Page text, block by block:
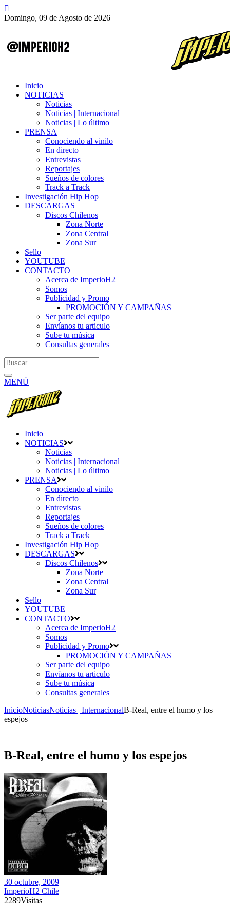
Domingo, 09 de Agosto de 2026
Inicio
NOTICIAS
Noticias
Noticias | Internacional
Noticias | Lo último
PRENSA
Conociendo al vinilo
En directo
Entrevistas
Reportajes
Sueños de colores
Track a Track
Investigación Hip Hop
DESCARGAS
Discos Chilenos
Zona Norte
Zona Central
Zona Sur
Sello
YOUTUBE
CONTACTO
Acerca de ImperioH2
Somos
Publicidad y Promo
PROMOCIÓN Y CAMPAÑAS
Ser parte del equipo
Envíanos tu articulo
Sube tu música
Consultas generales
MENÚ
Inicio
NOTICIAS
Noticias
Noticias | Internacional
Noticias | Lo último
PRENSA
Conociendo al vinilo
En directo
Entrevistas
Reportajes
Sueños de colores
Track a Track
Investigación Hip Hop
DESCARGAS
Discos Chilenos
Zona Norte
Zona Central
Zona Sur
Sello
YOUTUBE
CONTACTO
Acerca de ImperioH2
Somos
Publicidad y Promo
PROMOCIÓN Y CAMPAÑAS
Ser parte del equipo
Envíanos tu articulo
Sube tu música
Consultas generales
InicioNoticiasNoticias | InternacionalB-Real, entre el humo y los
espejos
B-Real, entre el humo y los espejos
30 octubre, 2009
ImperioH2 Chile
2289Visitas